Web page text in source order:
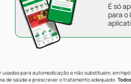
É só
para o
para automedicação e não substituem, em
de saúde e prescrever o tratamento adequado.